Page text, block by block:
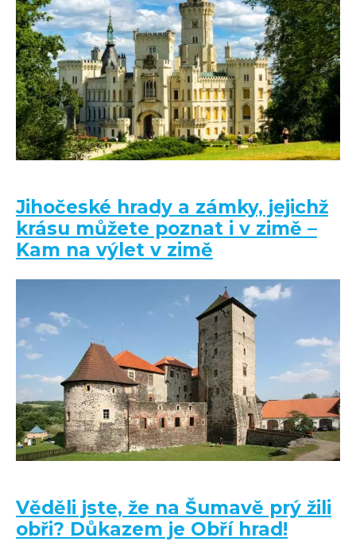
Jihočeské hrady a zámky, jejichž
krásu můžete poznat i v zimě –
Kam na výlet v zimě
Věděli jste, že na Šumavě prý žili
obři? Důkazem je Obří hrad!